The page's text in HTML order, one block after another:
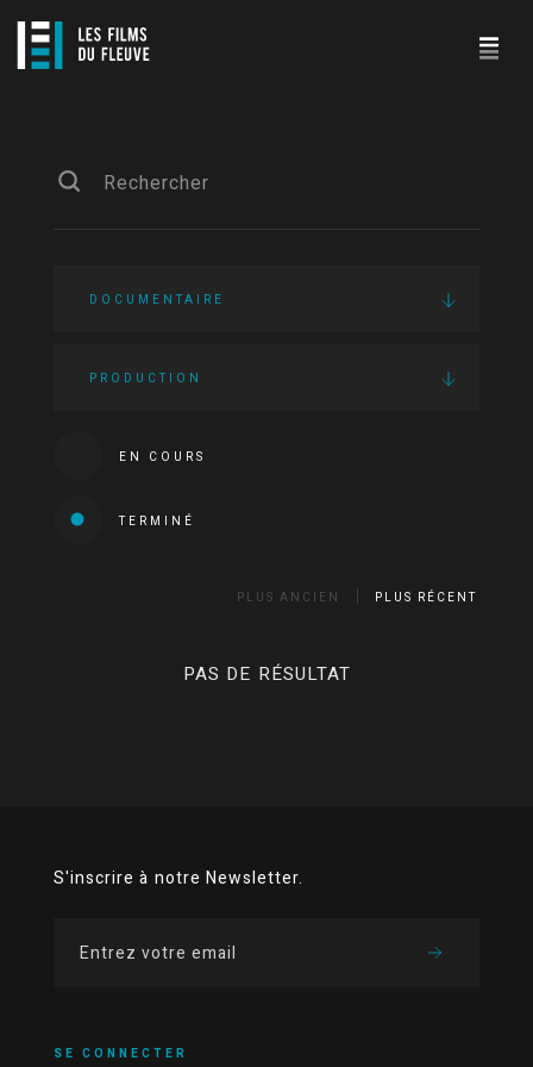
DOCUMENTAIRE
PRODUCTION
EN COURS
TERMINÉ
PLUS ANCIEN PLUS RÉCENT
PAS DE RÉSULTAT
S'inscrire à notre Newsletter.
SE CONNECTER